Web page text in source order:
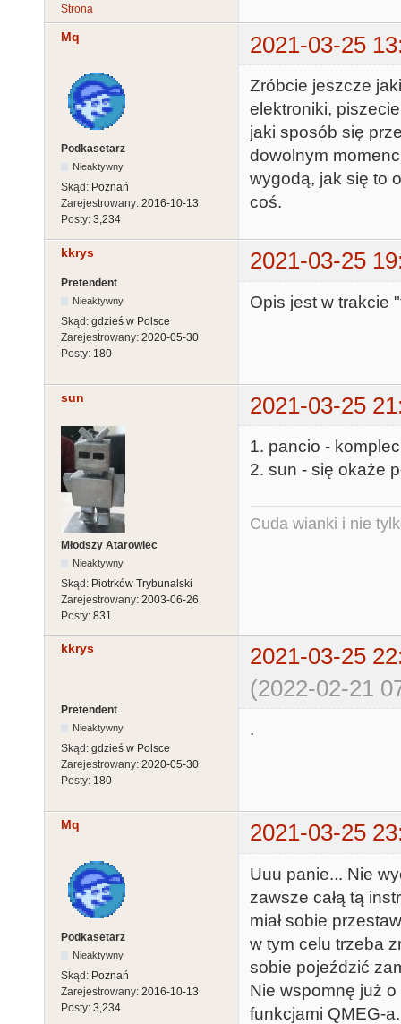
Strona
Mq 2021-03-25
Podkasetarz
Nieaktywny
Skąd: Poznań
Zarejestrowany: 2016-10-13
Posty: 3,234
Zróbcie jeszcze
elektroniki,
jaki sposób się
dowolnym
wygodą, jak się to
coś.
kkrys 2021-03-25
Pretendent
Nieaktywny
Skąd: gdzieś w Polsce
Zarejestrowany: 2020-05-30
Posty: 180
Opis jest w trakcie
sun 2021-03-25
Młodszy Atarowiec
Nieaktywny
Skąd: Piotrków Trybunalski
Zarejestrowany: 2003-06-26
Posty: 831
1. pancio -
2. sun - się okaże
Cuda wianki i nie
kkrys
2021-03-25
(2022-02-21
Pretendent
Nieaktywny
Skąd: gdzieś w Polsce
Zarejestrowany: 2020-05-30
Posty: 180
.
Mq 2021-03-25
Podkasetarz
Nieaktywny
Skąd: Poznań
Zarejestrowany: 2016-10-13
Posty: 3,234
Uuu panie... Nie
zawsze całą tą
miał sobie
w tym celu trzeba
sobie pojeździć
Nie wspomnę już
funkcjami QMEG-a.